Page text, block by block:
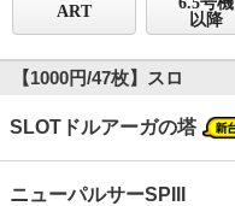
ART
以降
【1000円/47枚】スロ
SLOTドルアーガの塔
ニューパルサーSPIII